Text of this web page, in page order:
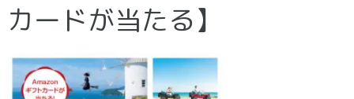
カードが当たる】